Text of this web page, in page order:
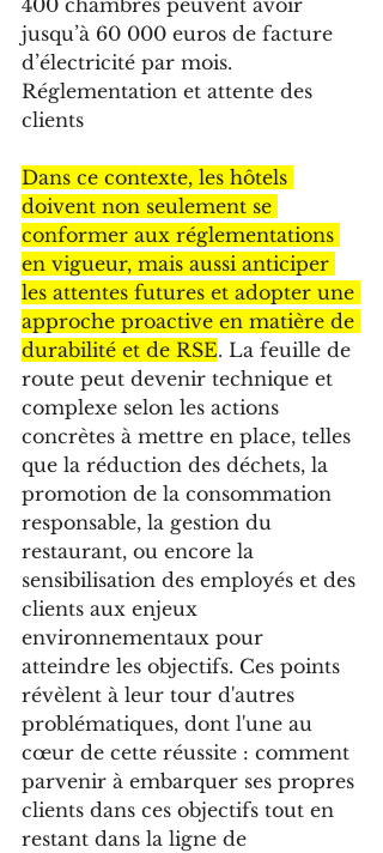
400 chambres peuvent avoir
jusqu’à 60 000 euros de facture
d’électricité par mois.
Réglementation et attente des
clients
Dans ce contexte, les hôtels
doivent non seulement se
conformer aux réglementations
en vigueur, mais aussi anticiper
les attentes futures et adopter une
approche proactive en matière de
durabilité et de RSE. La feuille de
route peut devenir technique et
complexe selon les actions
concrètes à mettre en place, telles
que la réduction des déchets, la
promotion de la consommation
responsable, la gestion du
restaurant, ou encore la
sensibilisation des employés et des
clients aux enjeux
environnementaux pour
atteindre les objectifs. Ces points
révèlent à leur tour d'autres
problématiques, dont l'une au
cœur de cette réussite : comment
parvenir à embarquer ses propres
clients dans ces objectifs tout en
restant dans la ligne de